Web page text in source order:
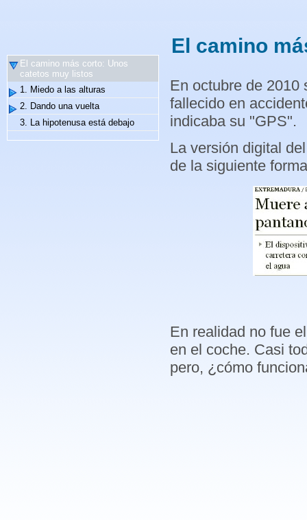
El camino más corto: Unos
catetos muy listos
1. Miedo a las alturas
2. Dando una vuelta
3. La hipotenusa está debajo
El camino
En octubre de 2010
fallecido en
indicaba su "GPS".
La versión digital
de la siguiente
En realidad no fue
en el coche. Casi
pero, ¿cómo